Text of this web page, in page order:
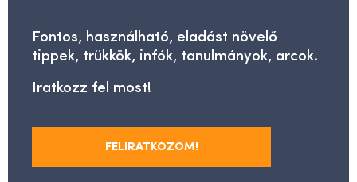
Fontos, használható, eladást növelő
tippek, trükkök, infók, tanulmányok, arcok.
Iratkozz fel most!
FELIRATKOZOM!